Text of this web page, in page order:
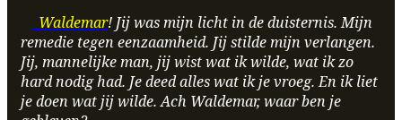
Waldemar! Jij was mijn licht in de duisternis. Mijn
remedie tegen eenzaamheid. Jij stilde mijn verlangen.
Jij, mannelijke man, jij wist wat ik wilde, wat ik zo
hard nodig had. Je deed alles wat ik je vroeg. En ik liet
je doen wat jij wilde. Ach Waldemar, waar ben je